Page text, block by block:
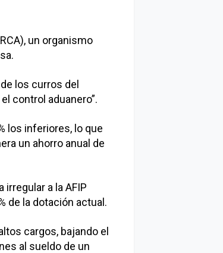
un organismo
los curros del
control aduanero”.
los inferiores, lo que
un ahorro anual de
a la AFIP
de la dotación actual.
cargos, bajando el
al sueldo de un